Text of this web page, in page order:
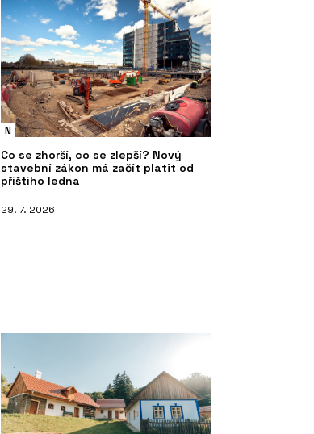
N
Co se zhorší, co se zlepší? Nový
stavební zákon má začít platit od
příštího ledna
29. 7. 2026